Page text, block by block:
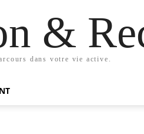
&
dans votre vie active.